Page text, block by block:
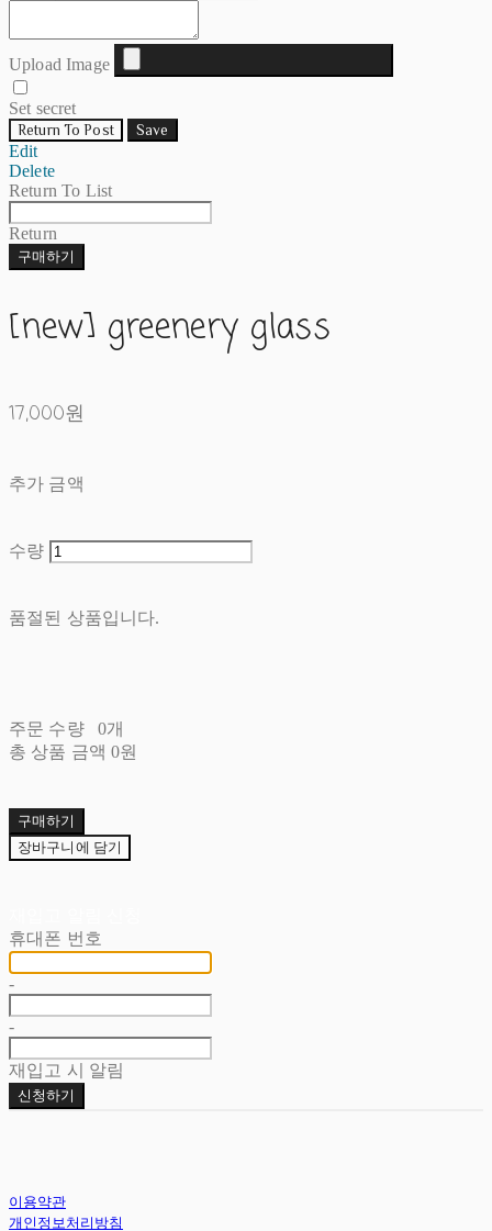
Upload Image
Set secret
Return To Post Save
Edit
Delete
Return To List
Return
구매하기
[new] greenery glass
17,000원
추가 금액
수량
품절된 상품입니다.
주문 수량
0개
총 상품 금액 0원
구매하기
장바구니에 담기
휴대폰 번호
-
-
재입고 시 알림
신청하기
이용약관
개인정보처리방침